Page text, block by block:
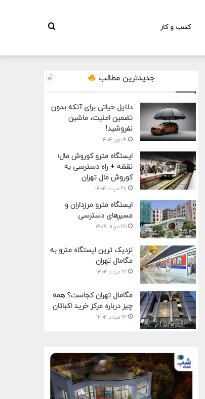
کسب و کار جستجو
برای جدیدترین مطالب
دلایل حیاتی برای آنکه بدون
تضمین امنیت، ماشین
نفروشید!
۴ مهر ۱۴۰۴
ایستگاه مترو کوروش مال؛
نقشه + راه دسترسی به
کوروش مال تهران
۲۷ مرداد ۱۴۰۴
ایستگاه مترو مرزداران و
مسیرهای دسترسی
۲۵ مرداد ۱۴۰۴
نزدیک ترین ایستگاه مترو به
مگامال تهران
۲۲ مرداد ۱۴۰۴
مگامال تهران کجاست؟ همه
چیز درباره مرکز خرید اکباتان
۲۲ مرداد ۱۴۰۴